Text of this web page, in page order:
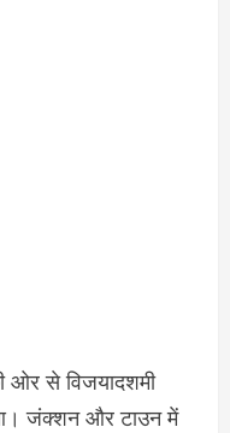
ओर से विजयादशमी
जंक्शन और टाउन में